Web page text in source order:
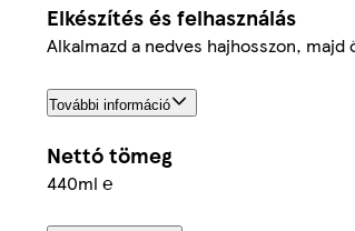
Elkészítés és felhasználás
Alkalmazd a nedves hajhosszon, majd
További információ
Nettó tömeg
440ml ℮